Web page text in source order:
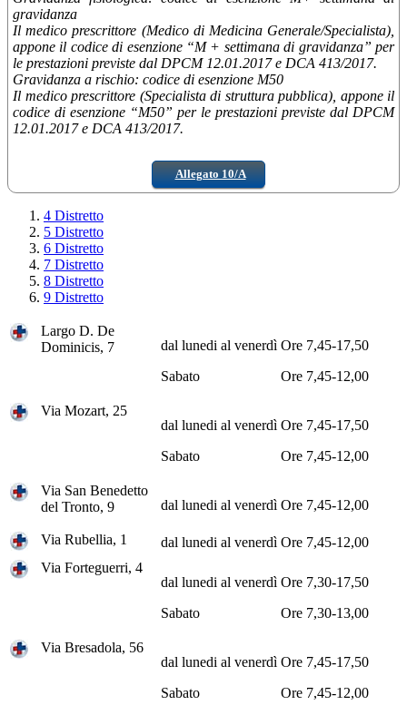
gravidanza
Il medico prescrittore (Medico di Medicina Generale/Specialista),
appone il codice di esenzione “M + settimana di gravidanza” per
le prestazioni previste dal DPCM 12.01.2017 e DCA 413/2017.
Gravidanza a rischio: codice di esenzione M50
Il medico prescrittore (Specialista di struttura pubblica), appone il
codice di esenzione “M50” per le prestazioni previste dal DPCM
12.01.2017 e DCA 413/2017.
Allegato 10/A
4 Distretto
5 Distretto
6 Distretto
7 Distretto
8 Distretto
9 Distretto
Largo D. De
Dominicis, 7
dal lunedi al venerdì
Sabato
Ore 7,45-17,50
Ore 7,45-12,00
Via Mozart, 25
dal lunedi al venerdì
Sabato
Ore 7,45-17,50
Ore 7,45-12,00
Via San Benedetto
del Tronto, 9
dal lunedi al venerdì Ore 7,45-12,00
Via Rubellia, 1 dal lunedi al venerdì Ore 7,45-12,00
Via Forteguerri, 4
dal lunedi al venerdì
Sabato
Ore 7,30-17,50
Ore 7,30-13,00
Via Bresadola, 56
dal lunedi al venerdì
Sabato
Ore 7,45-17,50
Ore 7,45-12,00